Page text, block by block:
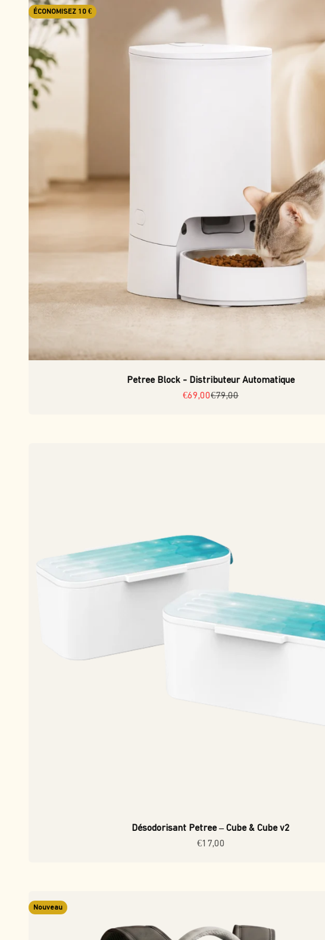
ÉCONOMISEZ 10 €
Petree Block - Distributeur Automatique
Prix de vente
€69,00Prix normal
€79,00
Désodorisant Petree – Cube & Cube v2
Prix de vente
€17,00
Nouveau